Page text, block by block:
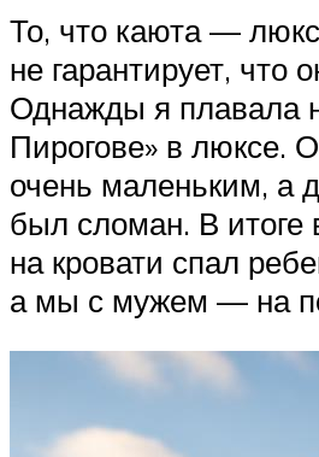
То, что каюта —
не гарантирует, что
Однажды я плавала
Пирогове» в люксе.
очень маленьким, а
был сломан. В итоге
на кровати спал
а мы с мужем — на